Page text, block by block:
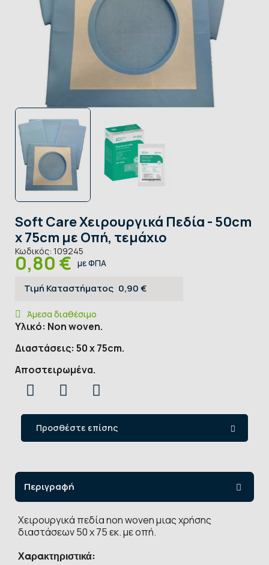
Soft Care Χειρουργικά Πεδία - 50cm
x 75cm με Οπή, τεμάχιο
Κωδικός: 109245
0,80 € με ΦΠΑ
Τιμή Καταστήματος 0,90 €
Άμεσα διαθέσιμο
Υλικό: Non woven.
Διαστάσεις: 50 x 75cm.
Αποστειρωμένα.
Προσθέστε επίσης
Περιγραφή
Xειρουργικά πεδία non woven μιας χρήσης
διαστάσεων 50 x 75 εκ. με οπή.
Χαρακτηριστικά: